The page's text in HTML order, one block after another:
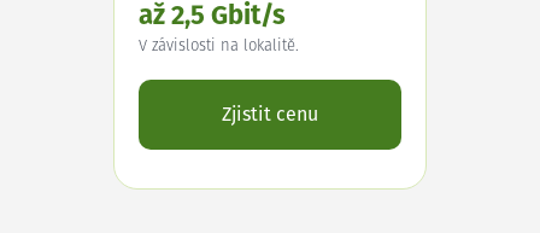
až 2,5 Gbit/s
V závislosti na lokalitě.
Zjistit cenu